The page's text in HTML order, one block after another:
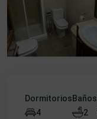
Dormitorios
4
Baños
2